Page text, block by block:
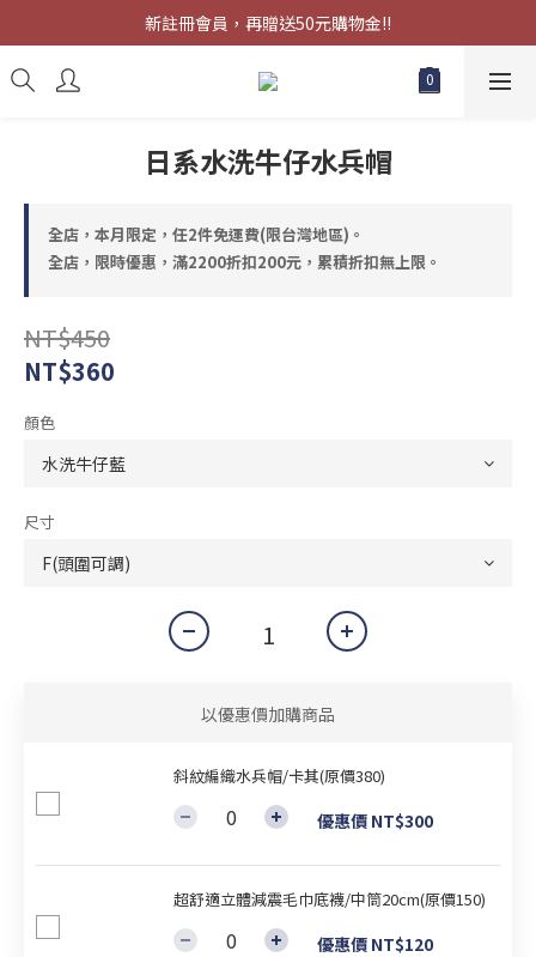
限時優惠，滿2200折扣200元，累積折扣無上限。
新註冊會員，再贈送50元購物金!!
限時優惠，滿2200折扣200元，累積折扣無上限。
日系水洗牛仔水兵帽
全店，本月限定，任2件免運費(限台灣地區)。
全店，限時優惠，滿2200折扣200元，累積折扣無上限。
NT$450
NT$360
顏色
尺寸
以優惠價加購商品
斜紋編織水兵帽/卡其(原價380)
優惠價 NT$300
超舒適立體減震毛巾底襪/中筒20cm(原價150)
優惠價 NT$120